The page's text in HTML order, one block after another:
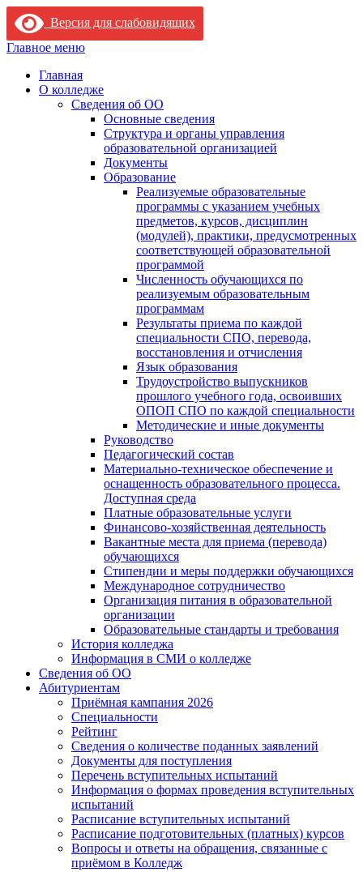
Версия для слабовидящих
Skip
content
Главное меню
Главная
О колледже
Сведения об ОО
Основные сведения
Структура и органы управления
образовательной организацией
Документы
Образование
Реализуемые образовательные
программы с указанием учебных
предметов, курсов, дисциплин
(модулей), практики, предусмотренных
соответствующей образовательной
программой
Численность обучающихся по
реализуемым образовательным
программам
Результаты приема по каждой
специальности СПО, перевода,
восстановления и отчисления
Язык образования
Трудоустройство выпускников
прошлого учебного года, освоивших
ОПОП СПО по каждой специальности
Методические и иные документы
Руководство
Педагогический состав
Материально-техническое обеспечение и
оснащенность образовательного процесса.
Доступная среда
Платные образовательные услуги
Финансово-хозяйственная деятельность
Вакантные места для приема (перевода)
обучающихся
Стипендии и меры поддержки обучающихся
Международное сотрудничество
Организация питания в образовательной
организации
Образовательные стандарты и требования
История колледжа
Информация в СМИ о колледже
Сведения об ОО
Абитуриентам
Приёмная кампания 2026
Специальности
Рейтинг
Сведения о количестве поданных заявлений
Документы для поступления
Перечень вступительных испытаний
Информация о формах проведения вступительных
испытаний
Расписание вступительных испытаний
Расписание подготовительных (платных) курсов
Вопросы и ответы на обращения, связанные с
приёмом в Колледж